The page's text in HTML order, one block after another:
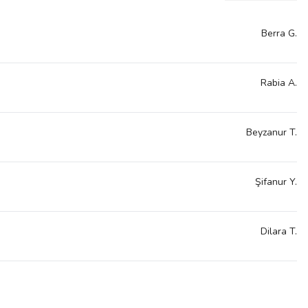
Berra G.
Rabia A.
Beyzanur T.
Şifanur Y.
Dilara T.